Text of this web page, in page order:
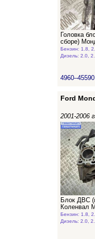
Головка
сборе)
Бензин: 1.8,
Дизель: 2.0,
4960–45590
Ford
2001-2006
Блок ДВС
Коленвал
Бензин: 1.8,
Дизель: 2.0,